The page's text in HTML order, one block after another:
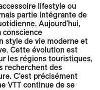
lifestyle ou
partie intégrante de
Aujourd'hui,
conscience
style de vie moderne et
Cette évolution est
les régions touristiques,
recherchent des
C’est précisément
VTT continue de se